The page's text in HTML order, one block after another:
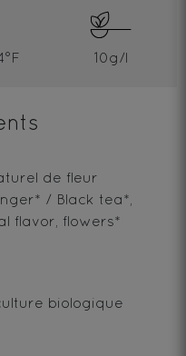
10g/l
de fleur
/ Black tea*,
flavor, flowers*
biologique